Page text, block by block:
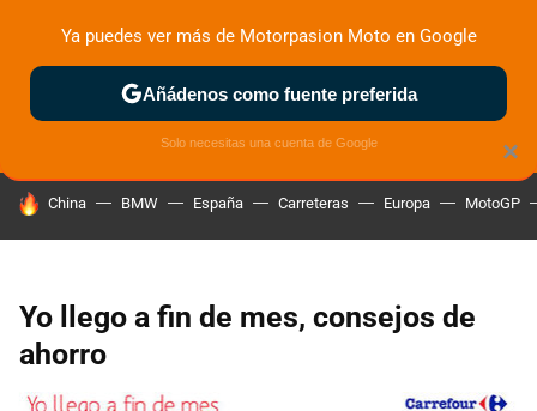
ZONA DE PRUEBAS DEPORTIVAS MOTOS ELÉCTRICAS
HOY SE HABLA DE
China BMW España Carreteras Europa MotoGP
Yo llego a fin de mes, consejos de
ahorro
×
Ya puedes ver más de Motorpasion Moto en Google
Añádenos como fuente preferida
Solo necesitas una cuenta de Google